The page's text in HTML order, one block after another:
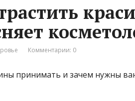
Комментарии: 0
принимать и зачем нужны